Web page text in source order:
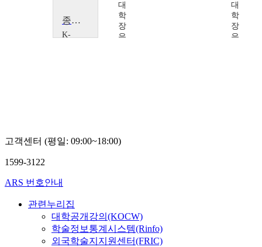
학
장
은
대
학
장
은
대
학
장
은
종교 상징의 이해
K-
고객센터 (평일: 09:00~18:00)
1599-3122
ARS 번호안내
관련누리집
대학공개강의(KOCW)
학술정보통계시스템(Rinfo)
외국학술지지원센터(FRIC)